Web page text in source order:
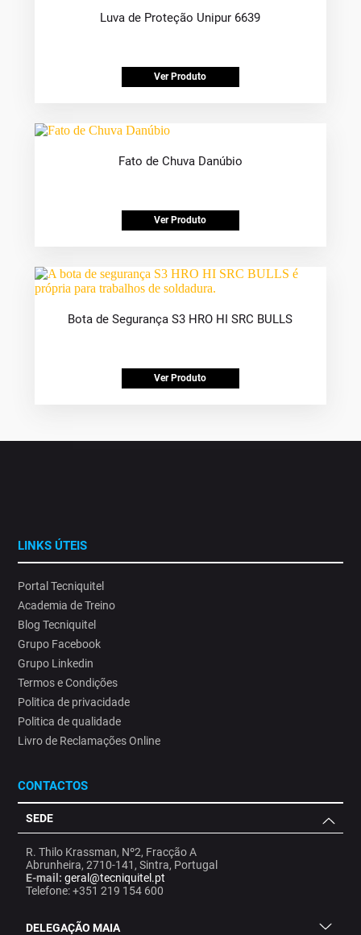
Luva de Proteção Unipur 6639
Ver Produto
Fato de Chuva Danúbio
Ver Produto
Bota de Segurança S3 HRO HI SRC BULLS
Ver Produto
LINKS ÚTEIS
Portal Tecniquitel
Academia de Treino
Blog Tecniquitel
Grupo Facebook
Grupo Linkedin
Termos e Condições
Politica de privacidade
Politica de qualidade
Livro de Reclamações Online
CONTACTOS
SEDE
R. Thilo Krassman, Nº2, Fracção A
Abrunheira, 2710-141, Sintra, Portugal
E-mail: geral@tecniquitel.pt
Telefone: +351 219 154 600
DELEGAÇÃO MAIA